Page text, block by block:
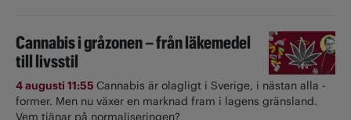
Cannabis i gråzonen – från läkemedel
till livsstil
4 augusti 11:55 Cannabis är olagligt i ­Sverige, i nästan alla ­
former. Men nu växer en marknad fram i lagens gränsland.
Vem tjänar på normaliseringen?